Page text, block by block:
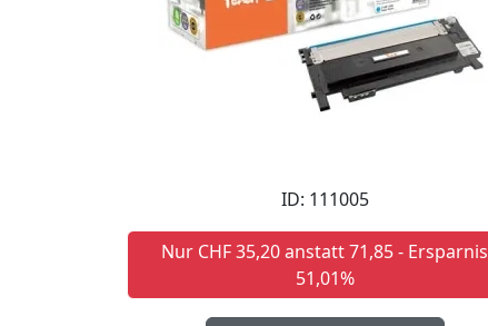
ID: 111005
Nur CHF 35,20 anstatt 71,85 - Ersparnis
51,01%